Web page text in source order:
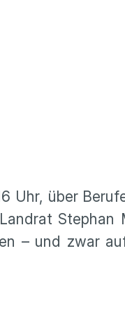
Uhr, über
Stephan
– und zwar